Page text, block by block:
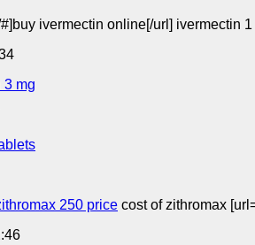
ivermectin online[/url] ivermectin 1
3 mg
250 price cost of zithromax